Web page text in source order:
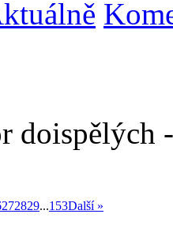
doispělých
272829...153Další »